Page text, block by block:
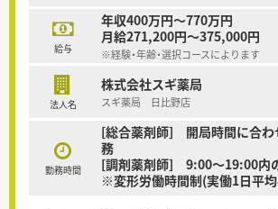
給与
年収400万円～770万円
月給271,200円～375,000円
※経験・年齢・選択コースによります
法人名
株式会社スギ薬局
スギ薬局 日比野店
勤務時間
[総合薬剤師] 開局時間に合わ
務
[調剤薬剤師] 9:00～19:00内
※変形労働時間制(実働1日平